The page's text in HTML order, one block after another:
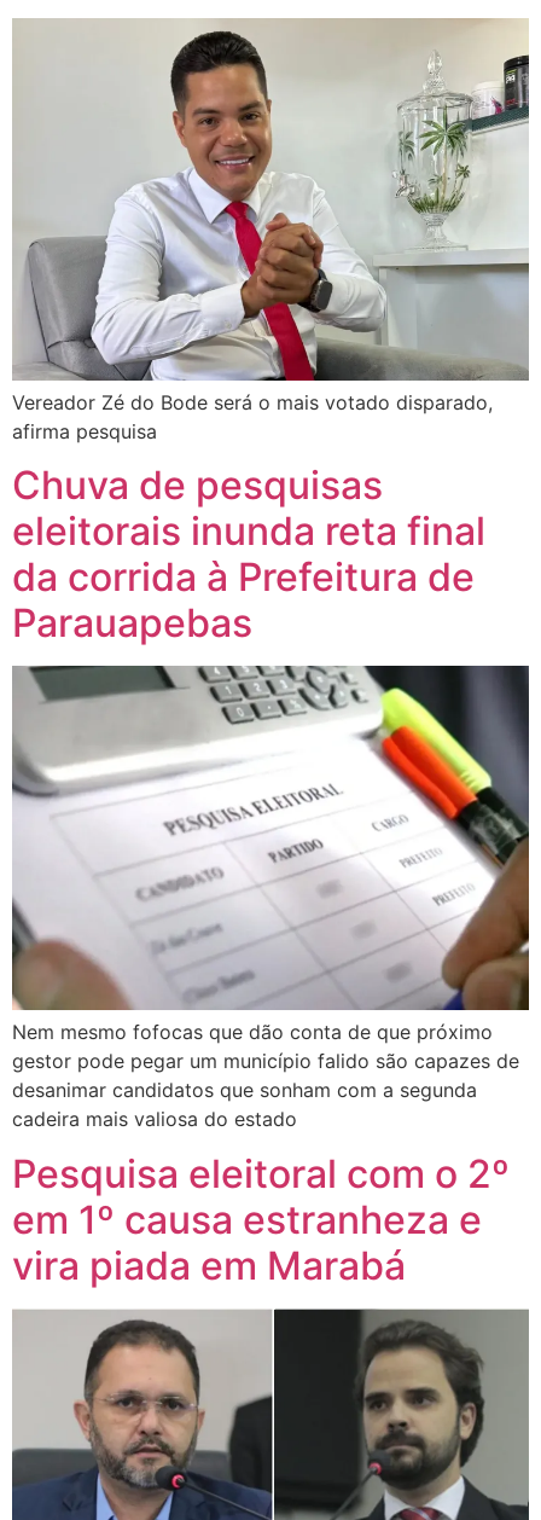
Vereador Zé do Bode será o mais votado disparado,
afirma pesquisa
Chuva de pesquisas
eleitorais inunda reta final
da corrida à Prefeitura de
Parauapebas
Nem mesmo fofocas que dão conta de que próximo
gestor pode pegar um município falido são capazes de
desanimar candidatos que sonham com a segunda
cadeira mais valiosa do estado
Pesquisa eleitoral com o 2º
em 1º causa estranheza e
vira piada em Marabá